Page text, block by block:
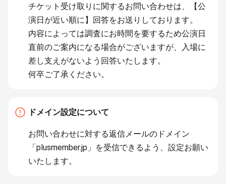
チケット受け取りに関するお問い合わせは、【公
演日が近い順に】回答をお送りしております。
内容によっては調査にお時間を要するため公演日
直前のご案内になる場合がございますが、入場に
差し支えがないよう回答いたします。
何卒ご了承ください。
ドメイン設定について
お問い合わせに対する返信メールのドメイン
「plusmember.jp」を受信できるよう、設定お願い
いたします。